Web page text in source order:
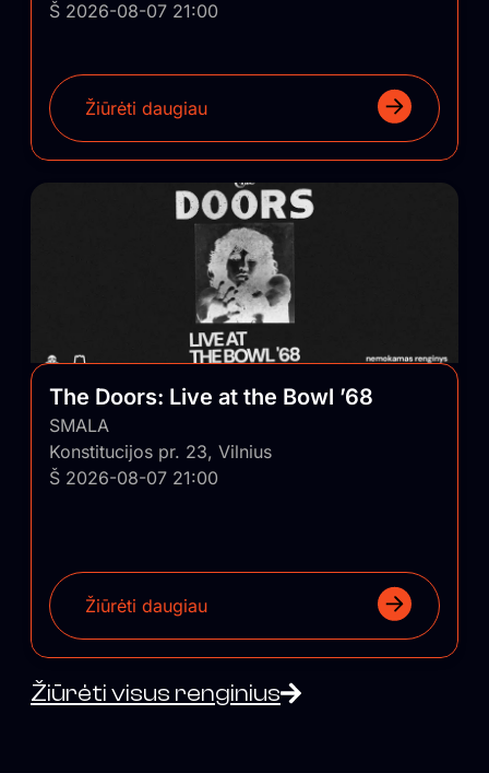
Š 2026-08-07 21:00
Žiūrėti daugiau
The Doors: Live at the Bowl ’68
SMALA
Konstitucijos pr. 23, Vilnius
Š 2026-08-07 21:00
Žiūrėti daugiau
Žiūrėti visus renginius